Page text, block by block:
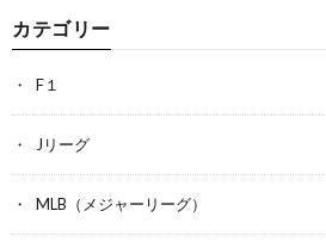
カテゴリー
F１
Jリーグ
MLB（メジャーリーグ）